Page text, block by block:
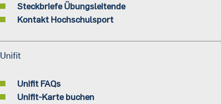
Steckbriefe Übungsleitende
Kontakt Hochschulsport
Unifit
Unifit FAQs
Unifit-Karte buchen